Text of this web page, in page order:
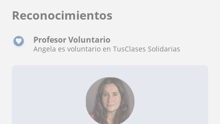
Reconocimientos
Profesor Voluntario
Angela es voluntario en TusClases Solidarias